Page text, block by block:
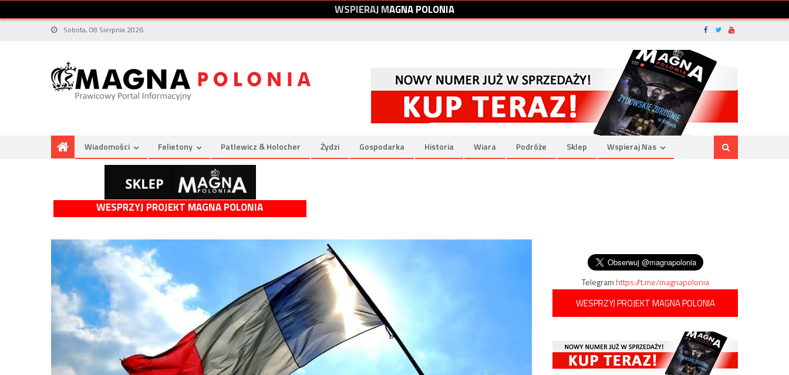
WSPIERAJMAGNAPOLONIA
Sobota, 08 Sierpnia 2026
Wiadomości Felietony Patlewicz & Holocher Żydzi Gospodarka Historia Wiara Podróże Sklep Wspieraj Nas
WESPRZYJ PROJEKT MAGNA POLONIA
Telegramhttps://t.me/magnapolonia
WESPRZYJ PROJEKT MAGNA POLONIA